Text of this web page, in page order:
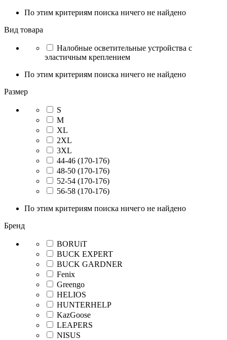
По этим критериям поиска ничего не найдено
Вид товара
Налобные осветительные устройства с
эластичным креплением
По этим критериям поиска ничего не найдено
Размер
S
M
XL
2XL
3XL
44-46 (170-176)
48-50 (170-176)
52-54 (170-176)
56-58 (170-176)
По этим критериям поиска ничего не найдено
Бренд
BORUiT
BUCK EXPERT
BUCK GARDNER
Fenix
Greengo
HELIOS
HUNTERHELP
KazGoose
LEAPERS
NISUS